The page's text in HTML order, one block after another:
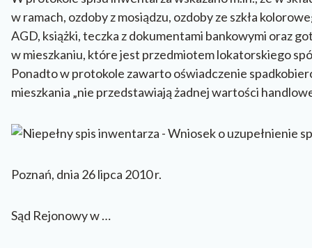
w ramach, ozdoby z mosiądzu, ozdoby ze szkła
AGD, książki, teczka z dokumentami bankowymi oraz
w mieszkaniu, które jest przedmiotem lokatorskiego
Ponadto w protokole zawarto oświadczenie
mieszkania „nie przedstawiają żadnej wartości
Poznań, dnia 26 lipca 2010 r.
Sąd Rejonowy w …